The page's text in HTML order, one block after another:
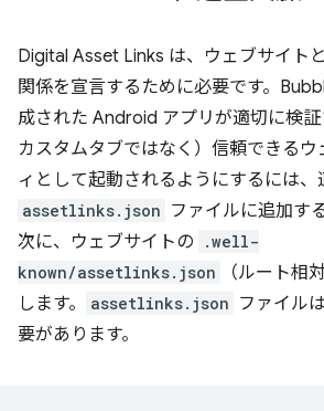
Digital Asset Links は、ウェブサイト
関係を宣言するために必要です。
成された Android アプリが適切に検
カスタムタブではなく）信頼できるウ
ィとして起動されるようにするには、
assetlinks.json ファイルに追加す
次に、ウェブサイトの
.well-
known/assetlinks.json
（ルート相
します。
assetlinks.json ファイル
要があります。